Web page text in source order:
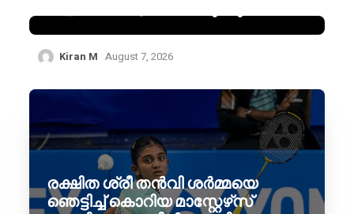
Kiran M August 7, 2026
രക്ഷിത ശ്രീ തൻവി ശർമ്മയെ
ഞെട്ടിച്ച് കൊറിയ മാസ്റ്റേഴ്‌സ്